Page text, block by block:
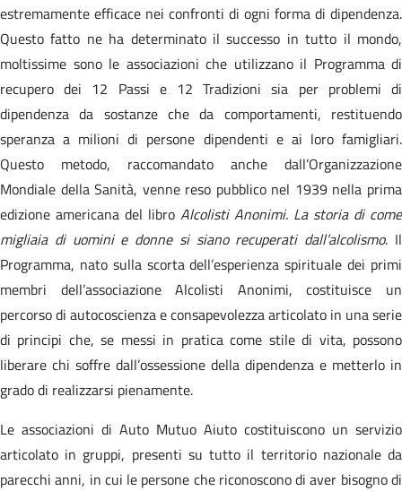
estremamente efficace nei confronti di ogni forma di dipendenza.
Questo fatto ne ha determinato il successo in tutto il mondo,
moltissime sono le associazioni che utilizzano il Programma di
recupero dei 12 Passi e 12 Tradizioni sia per problemi di
dipendenza da sostanze che da comportamenti, restituendo
speranza a milioni di persone dipendenti e ai loro famigliari.
Questo metodo, raccomandato anche dall’Organizzazione
Mondiale della Sanità, venne reso pubblico nel 1939 nella prima
edizione americana del libro Alcolisti Anonimi. La storia di come
migliaia di uomini e donne si siano recuperati dall’alcolismo. Il
Programma, nato sulla scorta dell’esperienza spirituale dei primi
membri dell’associazione Alcolisti Anonimi, costituisce un
percorso di autocoscienza e consapevolezza articolato in una serie
di principi che, se messi in pratica come stile di vita, possono
liberare chi soffre dall’ossessione della dipendenza e metterlo in
grado di realizzarsi pienamente.
Le associazioni di Auto Mutuo Aiuto costituiscono un servizio
articolato in gruppi, presenti su tutto il territorio nazionale da
parecchi anni, in cui le persone che riconoscono di aver bisogno di